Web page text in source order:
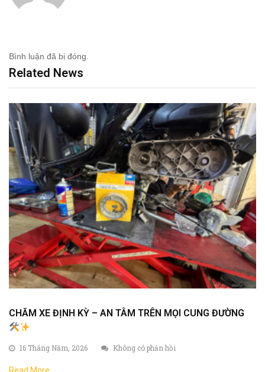
Bình luận đã bị đóng.
Related News
CHĂM XE ĐỊNH KỲ – AN TÂM TRÊN MỌI CUNG ĐƯỜNG
16 Tháng Năm, 2026 Không có phản hồi